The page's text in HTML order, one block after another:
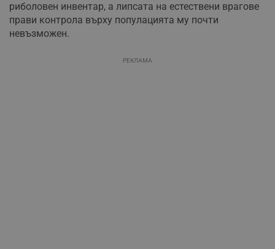
риболовен инвентар, а липсата на естествени врагове
прави контрола върху популацията му почти
невъзможен.
РЕКЛАМА